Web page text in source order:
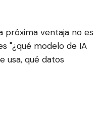
próxima ventaja no es
"¿qué modelo de IA
usa, qué datos